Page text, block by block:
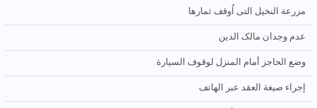
مزرعة النخیل التی اُوقف ثمارها
عدم وجدان مالک الدین
وضع الحاجز أمام المنزل لوقوف السیارة
إجراء صیغة العقد عبر الهاتف